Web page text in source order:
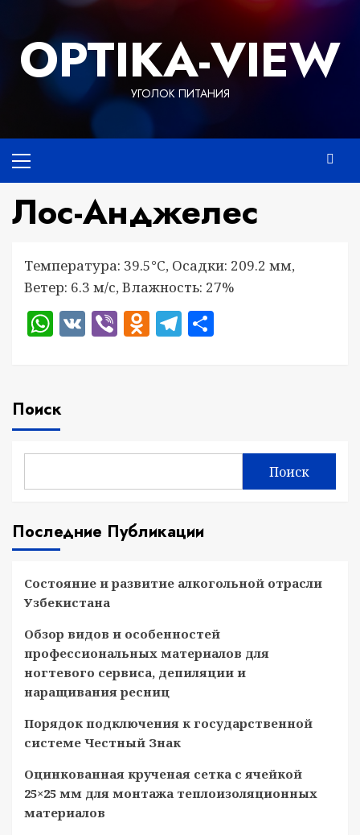
содержимому
OPTIKA-VIEW
УГОЛОК ПИТАНИЯ
меню
Лос-Анджелес
Температура: 39.5°C, Осадки: 209.2 мм,
Ветер: 6.3 м/с, Влажность: 27%
WhatsApp
VKViberOdnoklassniki
Telegram
Поиск
Поиск
Последние Публикации
Состояние и развитие алкогольной отрасли
Узбекистана
Обзор видов и особенностей
профессиональных материалов для
ногтевого сервиса, депиляции и
наращивания ресниц
Порядок подключения к государственной
системе Честный Знак
Оцинкованная крученая сетка с ячейкой
25×25 мм для монтажа теплоизоляционных
материалов